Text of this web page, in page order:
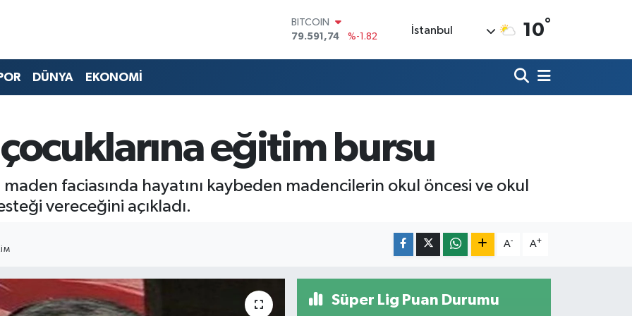
BITCOIN
79.591,74
%-1.82
53,38690
%0.19
6862,09000
%0.19
BİST100
14.598,00
%0
İstanbul 10°
DÜNYA EKONOMİ
eğitim bursu
faciasında hayatını kaybeden madencilerin okul öncesi ve okul
vereceğini açıkladı.
A- A+
Süper Lig Puan Durumu